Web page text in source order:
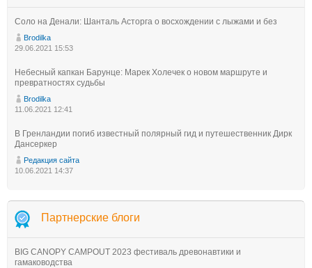
Соло на Денали: Шанталь Асторга о восхождении с лыжами и без
Brodilka
29.06.2021 15:53
Небесный капкан Барунце: Марек Холечек о новом маршруте и
превратностях судьбы
Brodilka
11.06.2021 12:41
В Гренландии погиб известный полярный гид и путешественник Дирк
Дансеркер
Редакция сайта
10.06.2021 14:37
Партнерские блоги
BIG CANOPY CAMPOUT 2023 фестиваль древонавтики и
гамаководства